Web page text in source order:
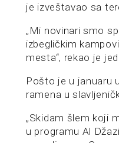
je izveštavao sa
„Mi novinari smo
izbegličkim
mesta“, rekao je
Pošto je u januaru
ramena u
„Skidam šlem koji
u programu Al